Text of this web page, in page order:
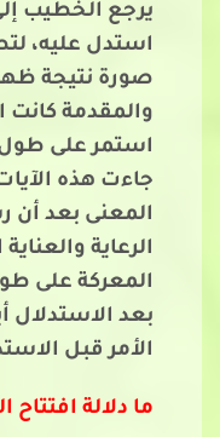
يرجع الخطيب
استدل عليه،
صورة نتيجة
والمقدمة كانت
استمر على
جاءت هذه
المعنى بعد
الرعاية
المعركة على
بعد
الأمر قبل
ما دلالة افتتاح